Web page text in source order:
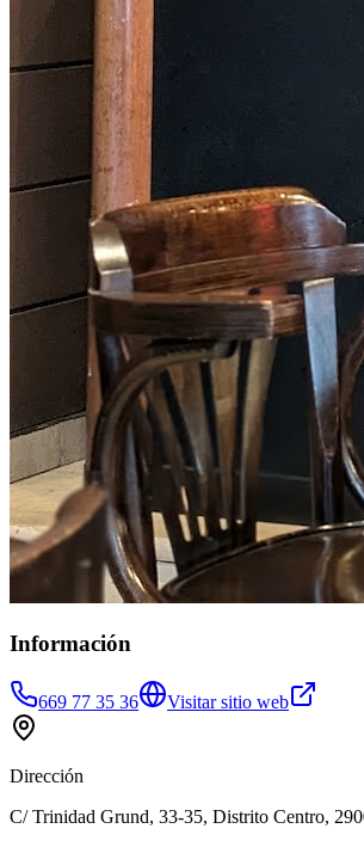
Información
669 77 35 36 Visitar sitio web
Dirección
C/ Trinidad Grund, 33-35, Distrito Centro,